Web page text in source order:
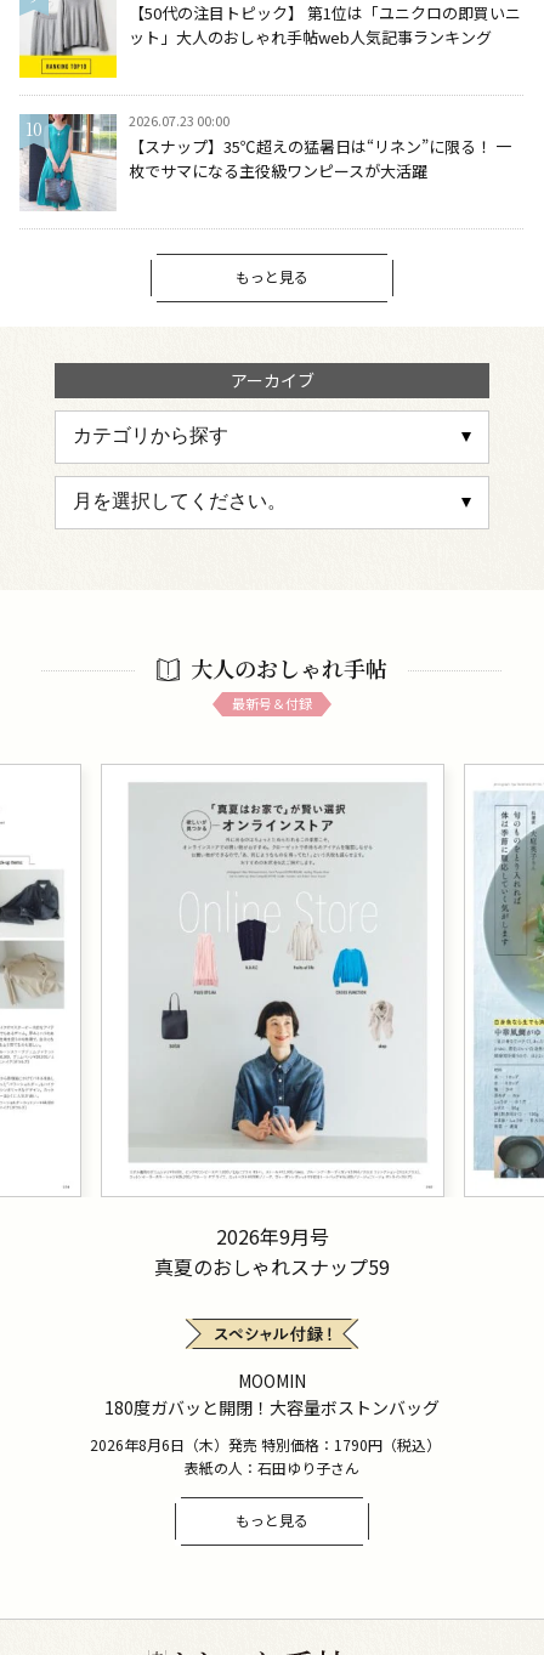
【50代の注目トピック】 第1位は「ユニクロの即買いニ
ット」大人のおしゃれ手帖web人気記事ランキング
2026.07.23 00:00
【スナップ】35℃超えの猛暑日は“リネン”に限る！ 一
枚でサマになる主役級ワンピースが大活躍
もっと見る
アーカイブ
大人のおしゃれ手帖
最新号＆付録
2026年9月号
真夏のおしゃれスナップ59
MOOMIN
180度ガバッと開閉！大容量ボストンバッグ
2026年8月6日（木）発売 特別価格：1790円（税込）
表紙の人：石田ゆり子さん
もっと見る